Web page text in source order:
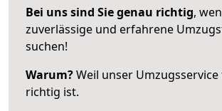
Bei uns sind Sie genau richtig,
zuverlässige und erfahrene
suchen!
Warum?Weil unser
richtig ist.